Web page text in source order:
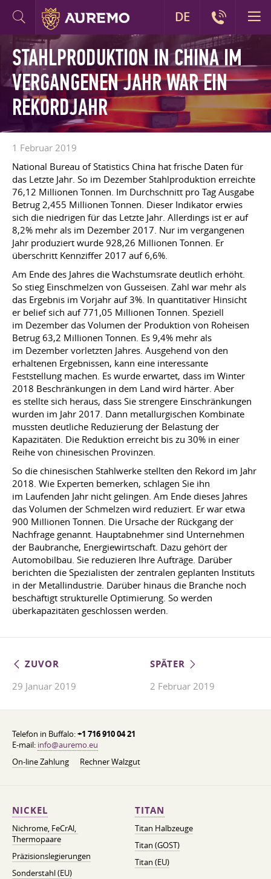
STAHLPRODUKTION IN CHINA IM
VERGANGENEN JAHR WAR EIN
REKORDJAHR
1 Februar 2019
National Bureau of Statistics China hat frische Daten für
das Letzte Jahr. So im Dezember Stahlproduktion erreichte
76,12 Millionen Tonnen. Im Durchschnitt pro Tag Ausgabe
Betrug 2,455 Millionen Tonnen. Dieser Indikator erwies
sich die niedrigen für das Letzte Jahr. Allerdings ist er auf
8,2% mehr als im Dezember 2017. Nur im vergangenen
Jahr produziert wurde 928,26 Millionen Tonnen. Er
überschritt Kennziffer 2017 auf 6,6%.
Am Ende des Jahres die Wachstumsrate deutlich erhöht.
So stieg Einschmelzen von Gusseisen. Zahl war mehr als
das Ergebnis im Vorjahr auf 3%. In quantitativer Hinsicht
er belief sich auf 771,05 Millionen Tonnen. Speziell
im Dezember das Volumen der Produktion von Roheisen
Betrug 63,2 Millionen Tonnen. Es 9,4% mehr als
im Dezember vorletzten Jahres. Ausgehend von den
erhaltenen Ergebnissen, kann eine interessante
Feststellung machen. Es wurde erwartet, dass im Winter
2018 Beschränkungen in dem Land wird härter. Aber
es stellte sich heraus, dass Sie strengere Einschränkungen
wurden im Jahr 2017. Dann metallurgischen Kombinate
mussten deutliche Reduzierung der Belastung der
Kapazitäten. Die Reduktion erreicht bis zu 30% in einer
Reihe von chinesischen Provinzen.
So die chinesischen Stahlwerke stellten den Rekord im Jahr
2018. Wie Experten bemerken, schlagen Sie ihn
im Laufenden Jahr nicht gelingen. Am Ende dieses Jahres
das Volumen der Schmelzen wird reduziert. Er war etwa
900 Millionen Tonnen. Die Ursache der Rückgang der
Nachfrage genannt. Hauptabnehmer sind Unternehmen
der Baubranche, Energiewirtschaft. Dazu gehört der
Automobilbau. Sie reduzieren Ihre Aufträge. Darüber
berichten die Spezialisten der zentralen geplanten Instituts
in der Metallindustrie. Darüber hinaus die Branche noch
beschäftigt strukturelle Optimierung. So werden
überkapazitäten geschlossen werden.
ZUVOR
29 Januar 2019
SPÄTER
2 Februar 2019
Telefon in Buffalo:+1 716 910 04 21
E-mail: info@auremo.eu
On-line Zahlung
Rechner Walzgut
NICKEL
Nichrome, FeСrAl, ​​
Thermopaare
Präzisionslegierungen
Sonderstahl (EU)
TITAN
Titan Halbzeuge
Titan (GOST)
Titan (EU)
DE